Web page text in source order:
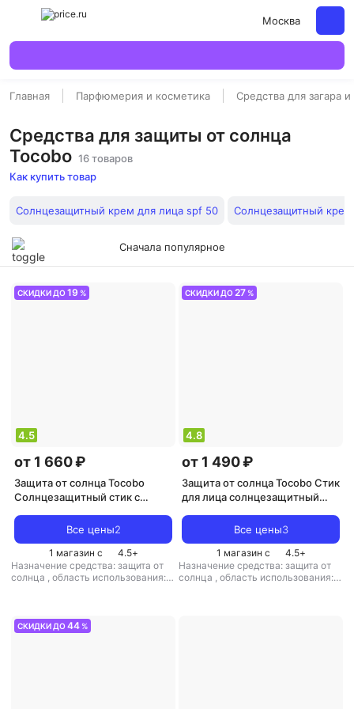
Москва
Главная Парфюмерия и косметика Средства для загара
Средства для защиты от солнца
Tocobo 16 товаров
Как купить товар
Солнцезащитный крем для лица spf 50 Солнцезащитный
Сначала популярное
СКИДКИ ДО19 %
4.5
от 1 660 ₽
Защита от солнца Tocobo
Солнцезащитный стик с
Cooling Sun Stick
Все цены2
1 магазин с 4.5+
Назначение средства: защита от
солнца , область использования:
СКИДКИ ДО27 %
4.8
от 1 490 ₽
Защита от солнца Tocobo Стик
для лица солнцезащитный
Sun Stick SPF50+ PA++++
Все цены3
1 магазин с 4.5+
Назначение средства: защита от
солнца , область использования:
СКИДКИ ДО44 %